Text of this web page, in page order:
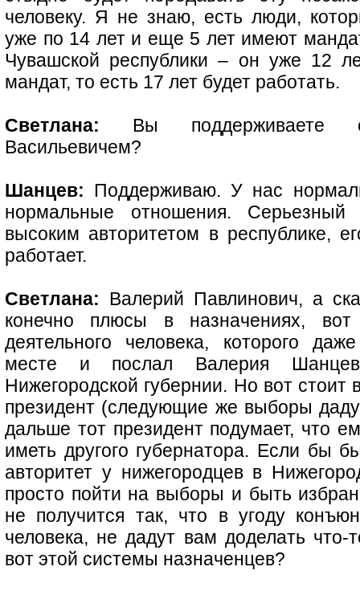
человеку. Я не знаю, есть люди,
уже по 14 лет и еще 5 лет имеют
Чувашской республики – он уже 12
мандат, то есть 17 лет будет работать.
Светлана: Вы поддерживаете
Васильевичем?
Шанцев: Поддерживаю. У нас
нормальные отношения. Серьезный
высоким авторитетом в республике,
работает.
Светлана: Валерий Павлинович, а
конечно плюсы в назначениях,
деятельного человека, которого
месте и послал Валерия
Нижегородской губернии. Но вот стоит
президент (следующие же выборы
дальше тот президент подумает, что
иметь другого губернатора. Если бы
авторитет у нижегородцев в
просто пойти на выборы и быть
не получится так, что в угоду
человека, не дадут вам доделать
вот этой системы назначенцев?